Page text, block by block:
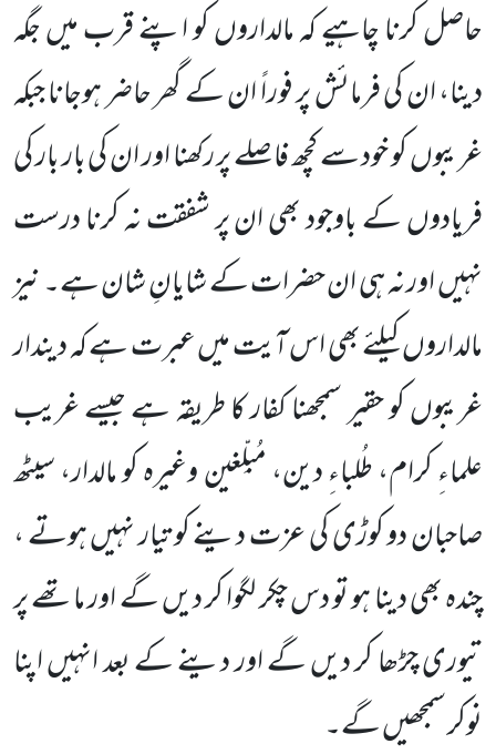
حاصل کرنا چاہیے کہ مالداروں کو اپنے قرب میں جگہ
دینا، ان کی فرمائش پر فوراً ان کے گھر حاضر ہوجانا جبکہ
غریبوں کو خود سے کچھ فاصلے پر رکھنا اور ان کی بار بار کی
فریادوں کے باوجود بھی ان پر شفقت نہ کرنا درست
نہیں اور نہ ہی ان حضرات کے شایانِ شان ہے۔ نیز
مالداروں کیلئے بھی اس آیت میں عبرت ہے کہ دیندار
غریبوں کو حقیر سمجھنا کفار کا طریقہ ہے جیسے غریب
علماءِ کرام، طُلباءِ دین، مُبلِّغین وغیرہ کو مالدار، سیٹھ
صاحبان دو کوڑی کی عزت دینے کو تیار نہیں ہوتے ،
چندہ بھی دینا ہو تو دس چکر لگوا کر دیں گے اور ماتھے پر
تیوری چڑھا کر دیں گے اور دینے کے بعد انہیں اپنا
نوکر سمجھیں گے۔